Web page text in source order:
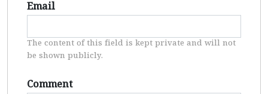
Email
The content of this field is kept private and will not
be shown publicly.
Comment